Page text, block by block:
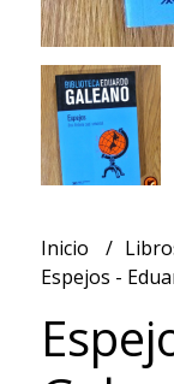
Inicio
Espejos -